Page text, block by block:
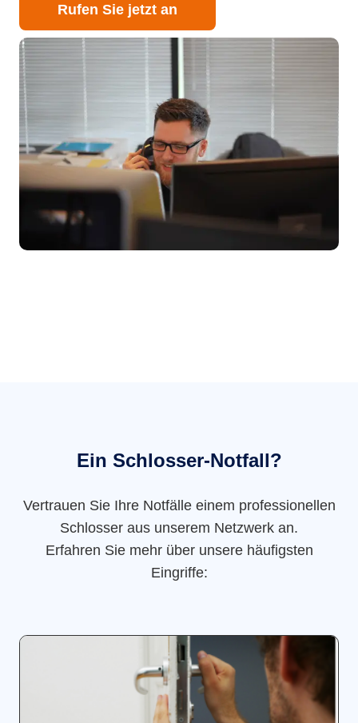
Rufen Sie jetzt an
Ein Schlosser-Notfall?
Vertrauen Sie Ihre Notfälle einem professionellen
Schlosser aus unserem Netzwerk an.
Erfahren Sie mehr über unsere häufigsten
Eingriffe: